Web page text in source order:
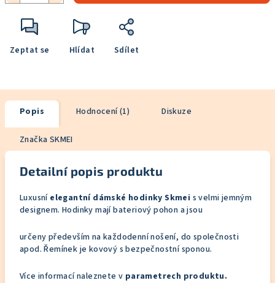
Zeptat se Hlídat Sdílet
Popis Hodnocení (1) Diskuze
Značka SKMEI
Detailní popis produktu
Luxusní elegantní dámské hodinky Skmei s velmi jemným
designem. Hodinky mají bateriový pohon a jsou
určeny především na každodenní nošení, do společnosti
apod. Řemínek je kovový s bezpečnostní sponou.
Více informací naleznete v parametrech produktu.